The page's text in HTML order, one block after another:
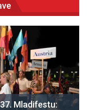
Mladifestu: